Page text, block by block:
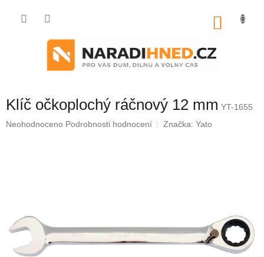
Klíč očkoplochý ráčnový 12 mm YT-1655
Průměrné
Neohodnoceno Podrobnosti hodnocení Značka: Yato